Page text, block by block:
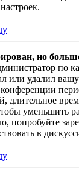
но
по
или удалил
длительное
уменьшить
попробуйте
в